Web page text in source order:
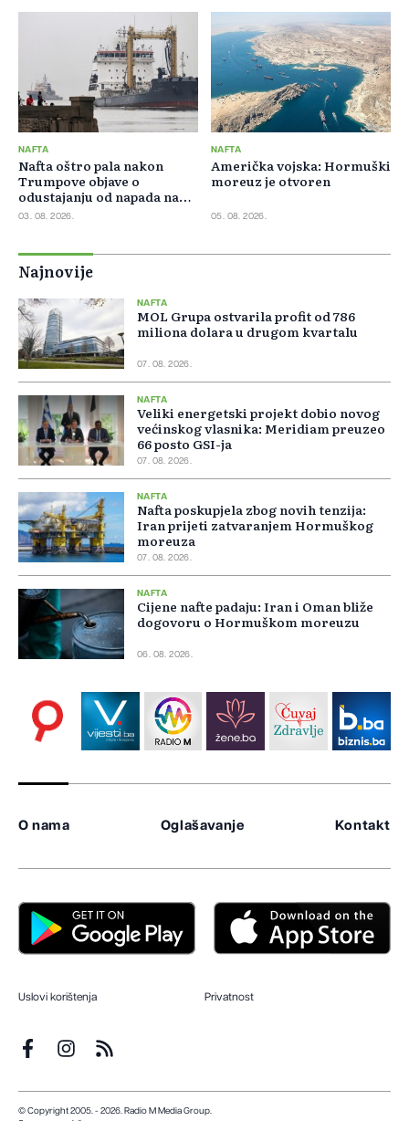
NAFTA
Nafta oštro pala nakon
Trumpove objave o
odustajanju od napada na
Iran
03. 08. 2026.
NAFTA
Američka vojska: Hormuški
moreuz je otvoren
05. 08. 2026.
Najnovije
NAFTA
MOL Grupa ostvarila profit od 786
miliona dolara u drugom kvartalu
07. 08. 2026.
NAFTA
Veliki energetski projekt dobio novog
većinskog vlasnika: Meridiam preuzeo
66 posto GSI-ja
07. 08. 2026.
NAFTA
Nafta poskupjela zbog novih tenzija:
Iran prijeti zatvaranjem Hormuškog
moreuza
07. 08. 2026.
NAFTA
Cijene nafte padaju: Iran i Oman bliže
dogovoru o Hormuškom moreuzu
06. 08. 2026.
O nama Oglašavanje Kontakt
Uslovi korištenja Privatnost
© Copyright 2005. - 2026. Radio M Media Group.